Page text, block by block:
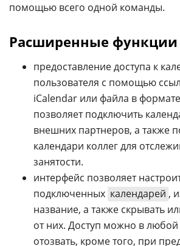
помощью всего одной команды.
Расширенные функции
предоставление доступа к
пользователя с помощью
iCalendar или файла в формате
позволяет подключить
внешних партнеров, а также
календари коллег для
занятости.
интерфейс позволяет
подключенных календарей ,
название, а также скрывать
от них. Доступ можно в
отозвать, кроме того, при